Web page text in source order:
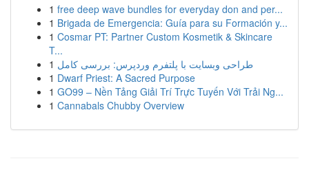
1 free deep wave bundles for everyday don and per...
1 Brigada de Emergencia: Guía para su Formación y...
1 Cosmar PT: Partner Custom Kosmetik & Skincare
T...
1 طراحی وبسایت با پلتفرم وردپرس: بررسی کامل
1 Dwarf Priest: A Sacred Purpose
1 GO99 – Nền Tảng Giải Trí Trực Tuyến Với Trải Ng...
1 Cannabals Chubby Overview